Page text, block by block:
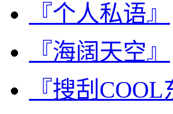
『个人私语』
『海阔天空』
『搜刮COOL